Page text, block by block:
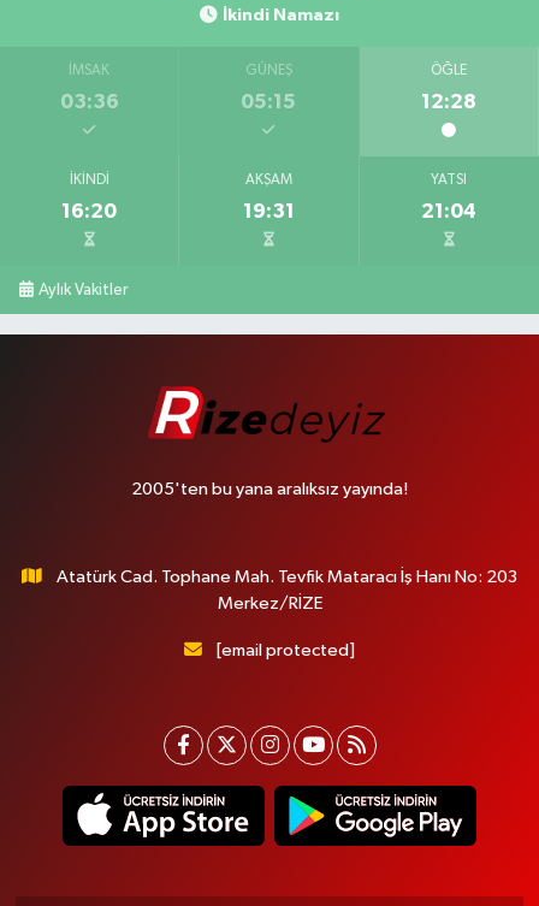
İkindi Namazı
İMSAK
03:36
GÜNEŞ
05:15
ÖĞLE
12:28
İKINDI
16:20
AKŞAM
19:31
YATSI
21:04
Aylık Vakitler
2005'ten bu yana aralıksız yayında!
Atatürk Cad. Tophane Mah. Tevfik Mataracı İş Hanı No: 203
Merkez/RİZE
[email protected]